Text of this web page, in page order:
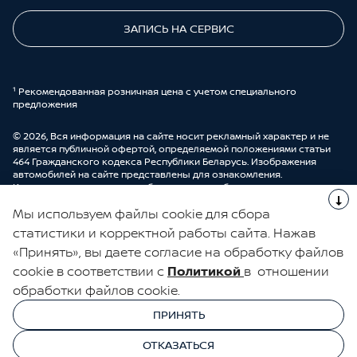
ЗАПИСЬ НА СЕРВИС
¹ Рекомендованная розничная цена с учетом специального
предложения
© 2026, Вся информация на сайте носит рекламный характер и не
является публичной офертой, определяемой положениями статьи
464 Гражданского кодекса Республики Беларусь. Изображения
автомобилей на сайте представлены для ознакомления.
Комплектации и цены могут быть изменены без предварительного
автоцентре ООО “ДрайвМоторс”.
ЭЛЕКТРОННАЯ КНИГА ОТЗЫВОВ
© 2026, УНП 191111259
ООО "ДрайвМоторс"
УНП 191111259 ООО "ДрайвМоторс"
Мы используем файлы cookie для сбора
статистики и корректной работы сайта. Нажав
«Принять», вы даете согласие на обработку файлов
cookie в соответствии с Политикой в отношении
обработки файлов cookie.
ПРИНЯТЬ
ОТКАЗАТЬСЯ